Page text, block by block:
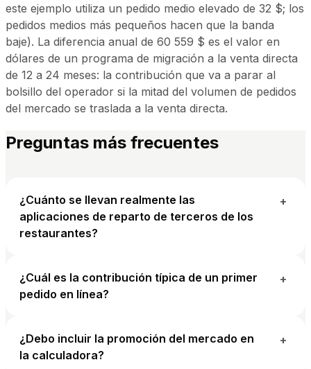
este ejemplo utiliza un pedido medio elevado de 32 $; los
pedidos medios más pequeños hacen que la banda
baje). La diferencia anual de 60 559 $ es el valor en
dólares de un programa de migración a la venta directa
de 12 a 24 meses: la contribución que va a parar al
bolsillo del operador si la mitad del volumen de pedidos
del mercado se traslada a la venta directa.
Preguntas más frecuentes
¿Cuánto se llevan realmente las
aplicaciones de reparto de terceros de los
restaurantes?
+
¿Cuál es la contribución típica de un primer
pedido en línea?
+
¿Debo incluir la promoción del mercado en
la calculadora?
+